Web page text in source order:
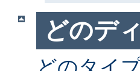
どのデ